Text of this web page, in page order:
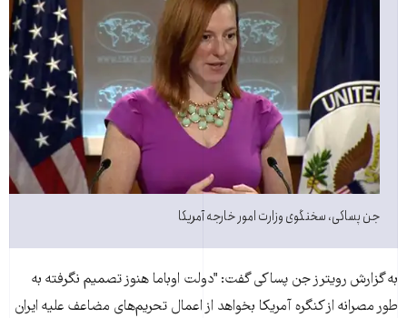
جن پساکی، سخنگوی وزارت امور خارجه آمريکا
به گزارش رويترز جن پساکی گفت: "دولت اوباما هنوز تصميم نگرفته به
طور مصرانه از کنگره آمريکا بخواهد از اعمال تحريم‌های مضاعف عليه ايران